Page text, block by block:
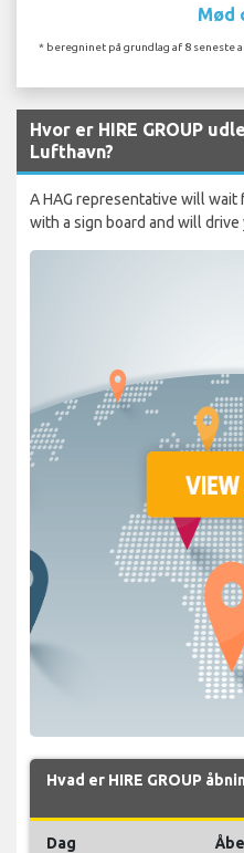
Mød
* beregninet på grundlag af 8 seneste
Hvor er HIRE GROUP
Lufthavn?
A HAG representative will
with a sign board and will
Hvad er HIRE GROUP
Dag